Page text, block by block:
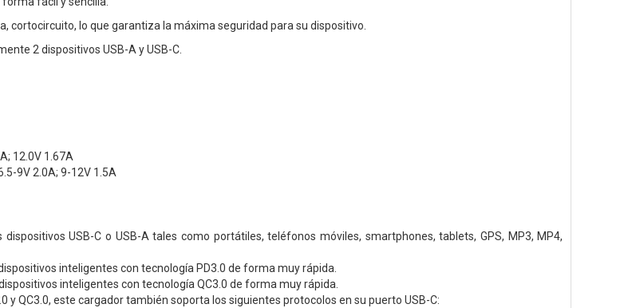
cortocircuito, lo que garantiza la máxima seguridad para su dispositivo.
2 dispositivos USB-A y USB-C.
12.0V 1.67A
9V 2.0A; 9-12V 1.5A
USB-C o USB-A tales como portátiles, teléfonos móviles, smartphones, tablets, GPS, MP3, MP4,
inteligentes con tecnología PD3.0 de forma muy rápida.
inteligentes con tecnología QC3.0 de forma muy rápida.
y QC3.0, este cargador también soporta los siguientes protocolos en su puerto USB-C: